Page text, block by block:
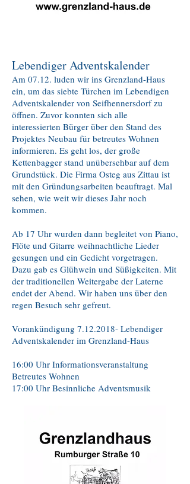
Lebendiger Adventskalender
Am 07.12. luden wir ins Grenzland-Haus
ein, um das siebte Türchen im Lebendigen
Adventskalender von Seifhennersdorf zu
öffnen. Zuvor konnten sich alle
interessierten Bürger über den Stand des
Projektes Neubau für betreutes Wohnen
informieren. Es geht los, der große
Kettenbagger stand unübersehbar auf dem
Grundstück. Die Firma Osteg aus Zittau ist
mit den Gründungsarbeiten beauftragt. Mal
sehen, wie weit wir dieses Jahr noch
kommen.
Ab 17 Uhr wurden dann begleitet von Piano,
Flöte und Gitarre weihnachtliche Lieder
gesungen und ein Gedicht vorgetragen.
Dazu gab es Glühwein und Süßigkeiten. Mit
der traditionellen Weitergabe der Laterne
endet der Abend. Wir haben uns über den
regen Besuch sehr gefreut.
Vorankündigung 7.12.2018- Lebendiger
Adventskalender im Grenzland-Haus
16:00 Uhr Informationsveranstaltung
Betreutes Wohnen
17:00 Uhr Besinnliche Adventsmusik